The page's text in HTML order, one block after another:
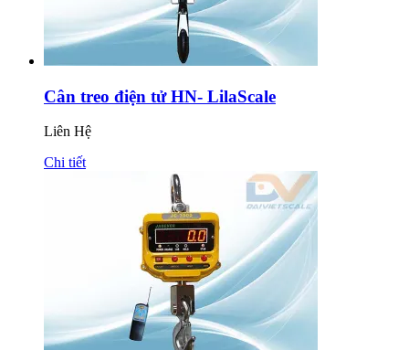
Cân treo điện tử HN- LilaScale
Liên Hệ
Chi tiết